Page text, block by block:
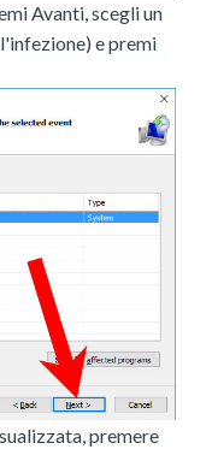
Avanti, scegli un
e premi
premere